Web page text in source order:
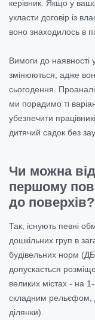
керівник. Якщо у
укласти договір із
воно знаходилось в
Вимоги до наявності
змінюються, адже
сьогодення.
ми порадимо ті
убезпечити
дитячий садок без
Чи можна
першому
до поверхів?
Так, існують певні
дошкільних груп в
будівельних норм
допускається
великих містах - на
складним рельєфом,
ділянки).